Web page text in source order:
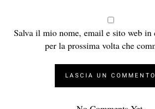
Salva il mio nome, email e sito web in
per la prossima volta che